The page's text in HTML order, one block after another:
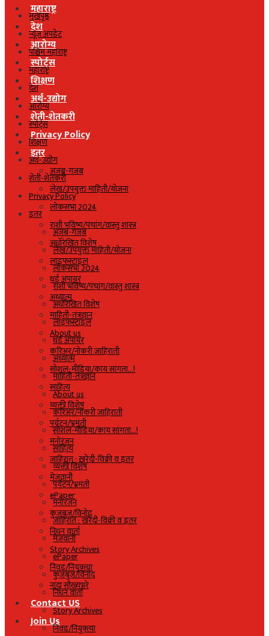
महाराष्ट्र
देश
आरोग्य
स्पोर्ट्स
शिक्षण
अर्थ-उद्योग
शेती-शेतकरी
Privacy Policy
इतर
अजब-गजब
लेख/उपयुक्त माहिती/योजना
लोकसभा 2024
राशी भविष्य/पंचांग/वास्तु शास्त्र
अधोरेखित विशेष
लाइफस्टाइल
थर्ड अंपायर
अध्यात्म
माहिती-तंत्रज्ञान
About us
करिअर/नोकरी जाहिराती
सोशल-मीडिया/काय सांगता…!
साहित्य
व्यक्ती विशेष
पर्यटन/भ्रमंती
मनोरंजन
जाहिरात : खरेदी-विक्री व इतर
मेजवानी
ePaper
कुजबुज/विनोद
निधन वार्ता
Story Archives
निवड/नियुक्त्या
नांदा सौख्यभरे
Contact US
Join Us
मुखपृष्ठ
न्यूज अपडेट
पश्चिम महाराष्ट्र
महाराष्ट्र
देश
आरोग्य
स्पोर्ट्स
शिक्षण
अर्थ-उद्योग
शेती-शेतकरी
Privacy Policy
इतर
अजब-गजब
लेख/उपयुक्त माहिती/योजना
लोकसभा 2024
राशी भविष्य/पंचांग/वास्तु शास्त्र
अधोरेखित विशेष
लाइफस्टाइल
थर्ड अंपायर
अध्यात्म
माहिती-तंत्रज्ञान
About us
करिअर/नोकरी जाहिराती
सोशल-मीडिया/काय सांगता…!
साहित्य
व्यक्ती विशेष
पर्यटन/भ्रमंती
मनोरंजन
जाहिरात : खरेदी-विक्री व इतर
मेजवानी
ePaper
कुजबुज/विनोद
निधन वार्ता
Story Archives
निवड/नियुक्त्या